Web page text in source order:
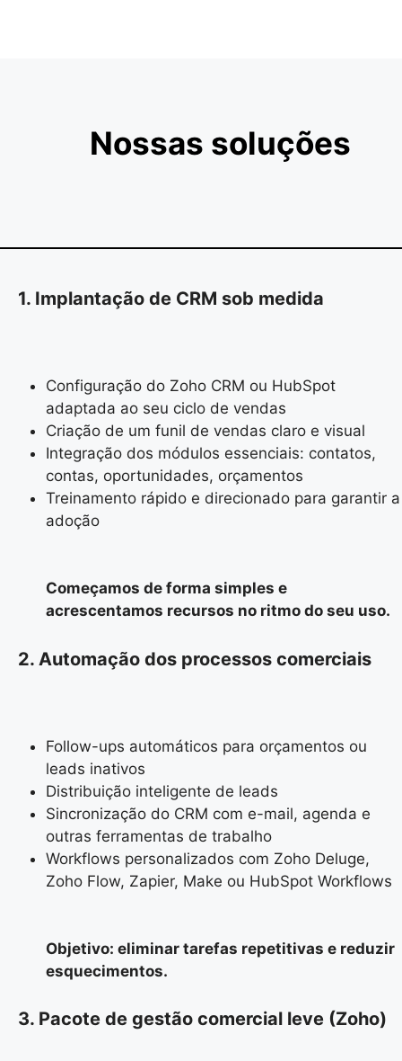
Nossas soluções
1. Implantação de CRM sob medida
Configuração do Zoho CRM ou HubSpot
adaptada ao seu ciclo de vendas
Criação de um funil de vendas claro e visual
Integração dos módulos essenciais: contatos,
contas, oportunidades, orçamentos
Treinamento rápido e direcionado para garantir a
adoção
Começamos de forma simples e
acrescentamos recursos no ritmo do seu uso.
2. Automação dos processos comerciais
Follow-ups automáticos para orçamentos ou
leads inativos
Distribuição inteligente de leads
Sincronização do CRM com e-mail, agenda e
outras ferramentas de trabalho
Workflows personalizados com Zoho Deluge,
Zoho Flow, Zapier, Make ou HubSpot Workflows
Objetivo: eliminar tarefas repetitivas e reduzir
esquecimentos.
3. Pacote de gestão comercial leve (Zoho)